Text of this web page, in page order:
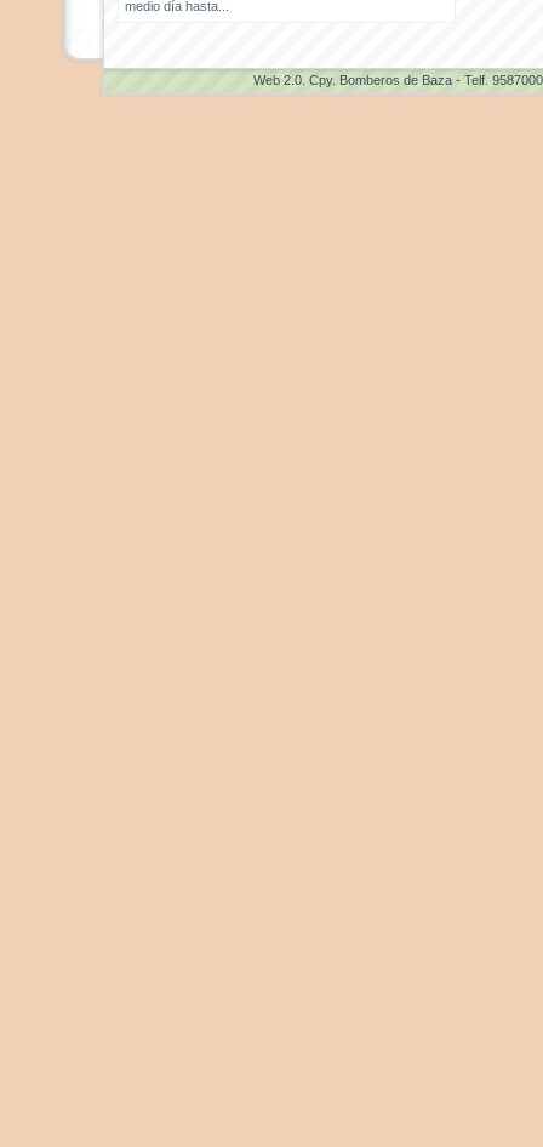
medio día hasta...
Web 2.0 . Cpy. Bomberos de Baza - Telf.